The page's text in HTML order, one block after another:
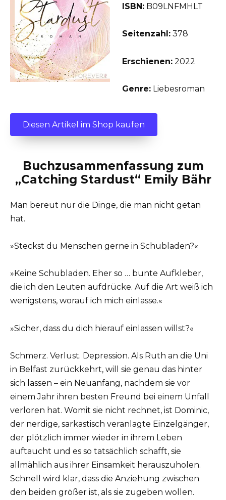
ISBN: B09LNFMHLT
Seitenzahl: 378
Erschienen: 2022
Genre: Liebesroman
Diesen Artikel im Shop kaufen
Buchzusammenfassung zum
„Catching Stardust“ Emily Bähr
Man bereut nur die Dinge, die man nicht getan
hat.
»Steckst du Menschen gerne in Schubladen?«
»Keine Schubladen. Eher so … bunte Aufkleber,
die ich den Leuten aufdrücke. Auf die Art weiß ich
wenigstens, worauf ich mich einlasse.«
»Sicher, dass du dich hierauf einlassen willst?«
Schmerz. Verlust. Depression. Als Ruth an die Uni
in Belfast zurückkehrt, will sie genau das hinter
sich lassen – ein Neuanfang, nachdem sie vor
einem Jahr ihren besten Freund bei einem Unfall
verloren hat. Womit sie nicht rechnet, ist Dominic,
der nerdige, sarkastisch veranlagte Einzelgänger,
der plötzlich immer wieder in ihrem Leben
auftaucht und es so tatsächlich schafft, sie
allmählich aus ihrer Einsamkeit herauszuholen.
Schnell wird klar, dass die Anziehung zwischen
den beiden größer ist, als sie zugeben wollen.